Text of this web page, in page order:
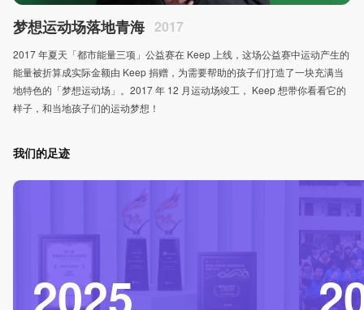
梦想运动场落地青海 2017
2017 年夏天「都市能量三项」公益赛在 Keep 上线，这场公益赛中运动产生的
能量被折算成实际金额由 Keep 捐赠，为需要帮助的孩子们打造了一块充满当
地特色的「梦想运动场」。2017 年 12 月运动场竣工， Keep 想带你看看它的
样子，和当地孩子们的运动梦想！
我们的足迹